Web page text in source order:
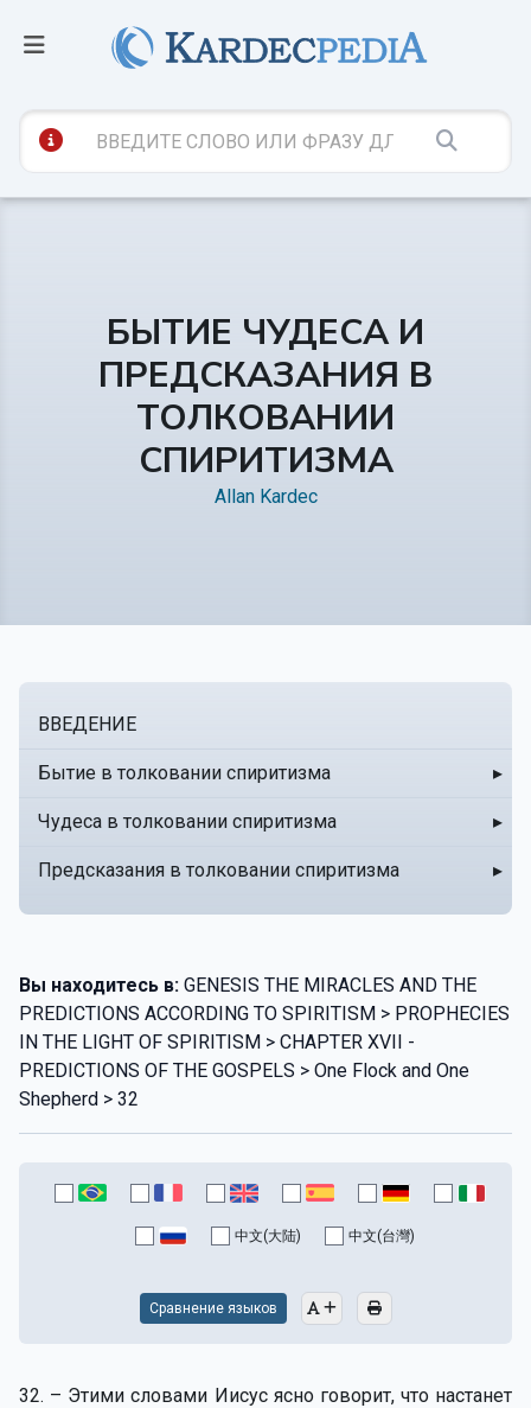
БЫТИЕ ЧУДЕСА И
ПРЕДСКАЗАНИЯ В
ТОЛКОВАНИИ
СПИРИТИЗМА
Allan Kardec
ВВЕДЕНИЕ
Бытие в толковании спиритизма ▸
Чудеса в толковании спиритизма ▸
Предсказания в толковании спиритизма ▸
Вы находитесь в: GENESIS THE MIRACLES AND THE
PREDICTIONS ACCORDING TO SPIRITISM > PROPHECIES
IN THE LIGHT OF SPIRITISM > CHAPTER XVII -
PREDICTIONS OF THE GOSPELS > One Flock and One
Shepherd > 32
中文(大陆) 中文(台灣)
Сравнение языков
32. – Этими словами Иисус ясно говорит, что настанет